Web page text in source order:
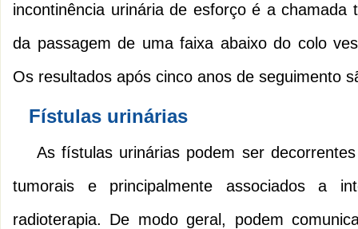
incontinência urinária de esforço é a chamada
da passagem de uma faixa abaixo do colo
Os resultados após cinco anos de seguimento
Fístulas urinárias
As fístulas urinárias podem ser
tumorais e principalmente associados a
radioterapia. De modo geral, podem